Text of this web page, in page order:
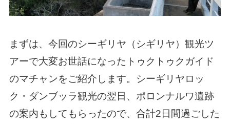
まずは、今回のシーギリヤ（シギリヤ）観光ツ
アーで大変お世話になったトゥクトゥクガイド
のマチャンをご紹介します。シーギリヤロッ
ク・ダンブッラ観光の翌日、ポロンナルワ遺跡
の案内もしてもらったので、合計2日間過ごした